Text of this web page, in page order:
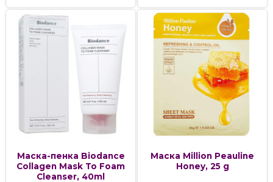
Маска-пенка Biodance
Collagen Mask To Foam
Cleanser, 40ml
Маска Million Peauline
Honey, 25 g